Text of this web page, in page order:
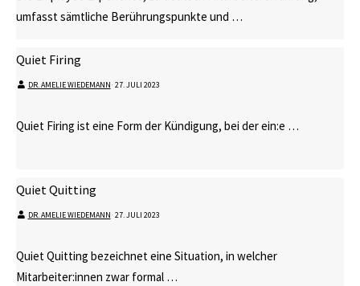
umfasst sämtliche Berührungspunkte und …
Quiet Firing
DR. AMELIE WIEDEMANN⋅ 27. JULI 2023
Quiet Firing ist eine Form der Kündigung, bei der ein:e …
Quiet Quitting
DR. AMELIE WIEDEMANN⋅ 27. JULI 2023
Quiet Quitting bezeichnet eine Situation, in welcher
Mitarbeiter:innen zwar formal …